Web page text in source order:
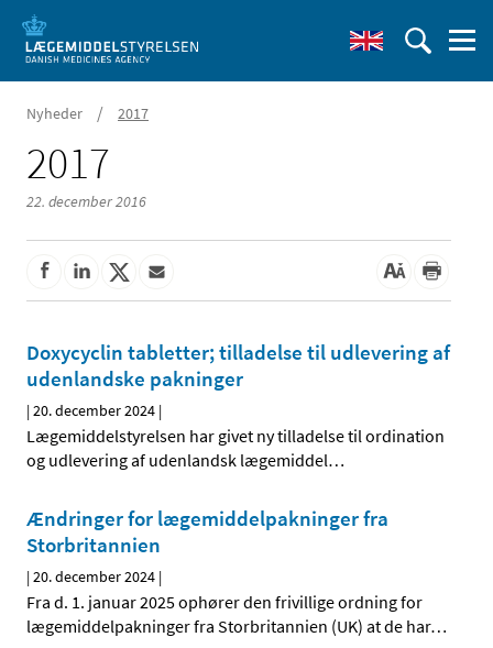
Nyheder / 2017
2017
22. december 2016
Doxycyclin tabletter; tilladelse til udlevering af
udenlandske pakninger
|20. december 2024 |
Lægemiddelstyrelsen har givet ny tilladelse til ordination
og udlevering af udenlandsk lægemiddel…
Ændringer for lægemiddelpakninger fra
Storbritannien
|20. december 2024 |
Fra d. 1. januar 2025 ophører den frivillige ordning for
lægemiddelpakninger fra Storbritannien (UK) at de har…